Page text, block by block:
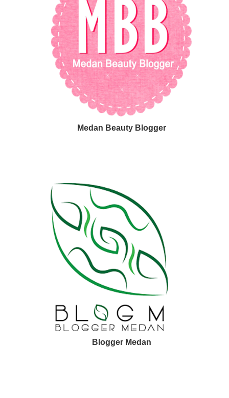
Medan Beauty Blogger
Blogger Medan